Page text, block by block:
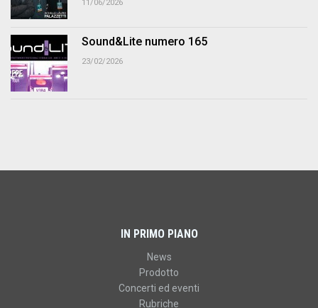
11/06/2026
Sound&Lite numero 165
23/02/2026
IN PRIMO PIANO
News
Prodotto
Concerti ed eventi
Rubriche